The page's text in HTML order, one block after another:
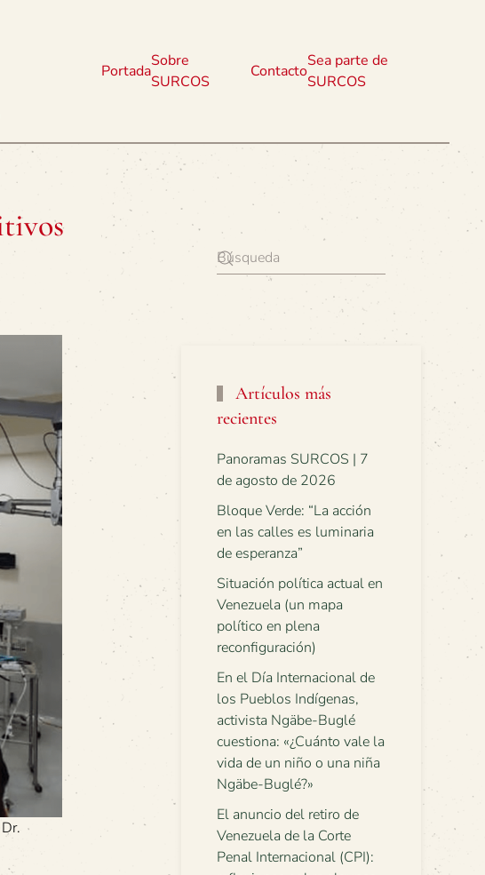
Portada
Sobre
SURCOS
Contacto
Sea parte de
SURCOS
Artículos más
recientes
Panoramas SURCOS | 7
de agosto de 2026
Bloque Verde: “La acción
en las calles es luminaria
de esperanza”
Situación política actual en
Venezuela (un mapa
político en plena
reconfiguración)
En el Día Internacional de
los Pueblos Indígenas,
activista Ngäbe-Buglé
cuestiona: «¿Cuánto vale la
vida de un niño o una niña
Ngäbe-Buglé?»
El anuncio del retiro de
Venezuela de la Corte
Penal Internacional (CPI):